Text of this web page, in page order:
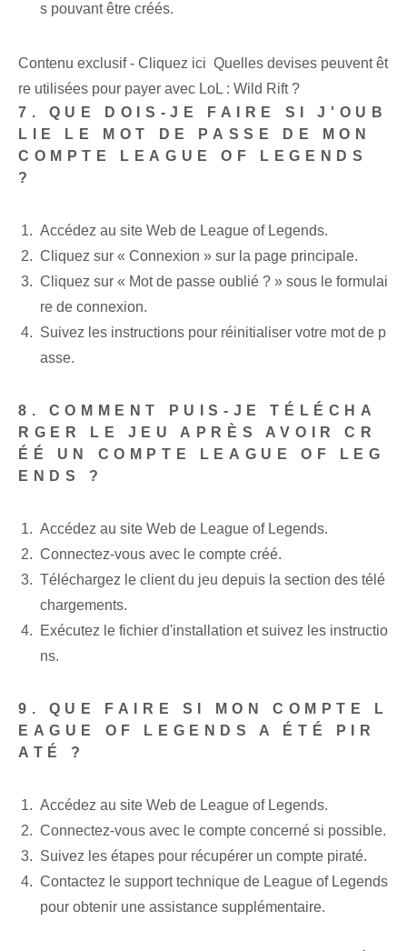
s pouvant être créés.
Contenu exclusif - Cliquez ici Quelles devises peuvent êt
re utilisées pour payer avec LoL : Wild Rift ?
7. QUE DOIS-JE FAIRE SI J'OUB
LIE LE MOT DE PASSE DE MON
COMPTE LEAGUE OF LEGENDS
?
Accédez au site Web de League of Legends.
Cliquez sur « Connexion » sur la page principale.
Cliquez sur « Mot de passe oublié ? » sous le formulai
re de connexion.
Suivez les instructions pour réinitialiser votre mot de p
asse.
8. COMMENT PUIS-JE TÉLÉCHA
RGER LE JEU APRÈS AVOIR CR
ÉÉ UN COMPTE LEAGUE OF LEG
ENDS ?
Accédez au site Web de League of Legends.
Connectez-vous avec le compte créé.
Téléchargez le client du jeu depuis la section des télé
chargements.
Exécutez le fichier d'installation et suivez les instructio
ns.
9. QUE FAIRE SI MON COMPTE L
EAGUE OF LEGENDS A ÉTÉ PIR
ATÉ ?
Accédez au site Web de League of Legends.
Connectez-vous avec le compte concerné si possible.
Suivez les étapes pour récupérer un compte piraté.
Contactez le support technique de League of Legends
pour obtenir une assistance supplémentaire.